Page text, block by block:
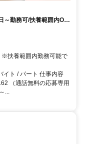
～勤務可/扶養範囲内OK/
※扶養範囲内勤務可能で
イト / パート 仕事内容
（通話無料の応募専用
...